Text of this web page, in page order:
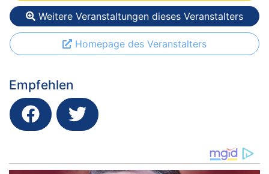
Weitere Veranstaltungen dieses Veranstalters
Homepage des Veranstalters
Empfehlen